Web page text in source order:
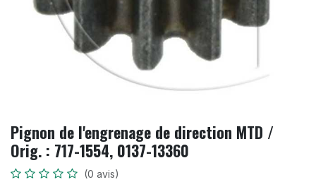
Pignon de l'engrenage de direction MTD /
Orig. : 717-1554, 0137-13360
(0 avis)